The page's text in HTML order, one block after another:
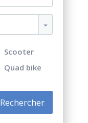
Scooter
Quad bike
Rechercher